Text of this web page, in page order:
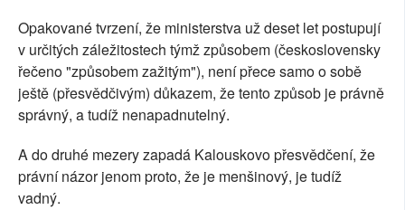
Opakované tvrzení, že ministerstva už deset let postupují
v určitých záležitostech týmž způsobem (československy
řečeno "způsobem zažitým"), není přece samo o sobě
ještě (přesvědčivým) důkazem, že tento způsob je právně
správný, a tudíž nenapadnutelný.
A do druhé mezery zapadá Kalouskovo přesvědčení, že
právní názor jenom proto, že je menšinový, je tudíž
vadný.